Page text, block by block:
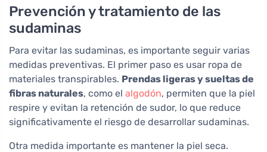
Prevención y tratamiento de las
sudaminas
Para evitar las sudaminas, es importante seguir varias
medidas preventivas. El primer paso es usar ropa de
materiales transpirables. Prendas ligeras y sueltas de
fibras naturales, como el algodón, permiten que la piel
respire y evitan la retención de sudor, lo que reduce
significativamente el riesgo de desarrollar sudaminas.
Otra medida importante es mantener la piel seca.